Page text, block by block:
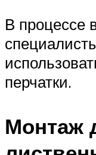
В процессе
перчатки.
Монтаж